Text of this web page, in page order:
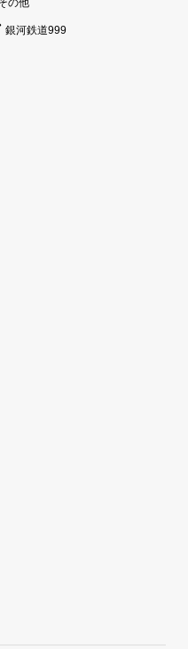
銀河鉄道999